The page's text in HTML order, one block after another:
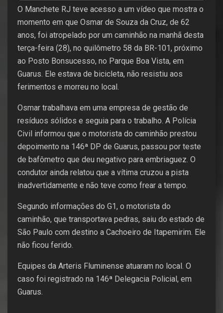
O Manchete RJ teve acesso a um vídeo que mostra o
momento em que Osmar de Souza da Cruz, de 62
anos, foi atropelado por um caminhão na manhã desta
terça-feira (28), no quilômetro 58 da BR-101, próximo
ao Posto Bonsucesso, no Parque Boa Vista, em
Guarus. Ele estava de bicicleta, não resistiu aos
ferimentos e morreu no local.
Osmar trabalhava em uma empresa de gestão de
resíduos sólidos e seguia para o trabalho. A Polícia
Civil informou que o motorista do caminhão prestou
depoimento na 146ª DP de Guarus, passou por teste
de bafômetro que deu negativo para embriaguez. O
condutor ainda relatou que a vítima cruzou a pista
inadvertidamente e não teve como frear a tempo.
Segundo informações do G1, o motorista do
caminhão, que transportava pedras, saiu do estado de
São Paulo com destino a Cachoeiro de Itapemirim. Ele
não ficou ferido.
Equipes da Arteris Fluminense atuaram no local. O
caso foi registrado na 146ª Delegacia Policial, em
Guarus.